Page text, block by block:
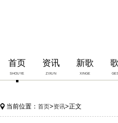
首页
SHOUYE
资讯
ZIXUN
新歌
XINGE
当前位置： 首页>资讯>正文